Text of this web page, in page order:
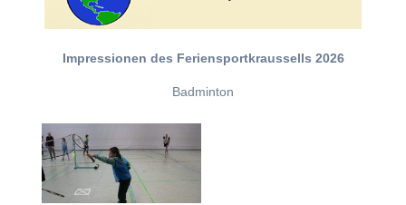
Impressionen des Feriensportkraussells 2026
Badminton